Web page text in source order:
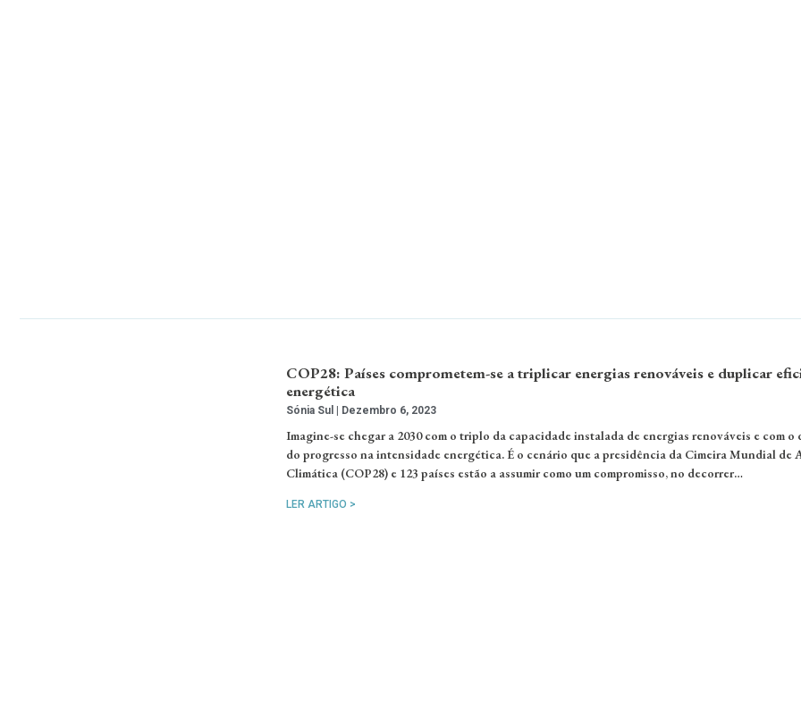
COP28: Países comprometem-se a triplicar energias renováveis e duplicar
energética
Sónia Sul Dezembro 6, 2023
Imagine-se chegar a 2030 com o triplo da capacidade instalada de energias renováveis e com o
do progresso na intensidade energética. É o cenário que a presidência da Cimeira Mundial de
Climática (COP28) e 123 países estão a assumir como um compromisso, no decorrer…
LER ARTIGO >